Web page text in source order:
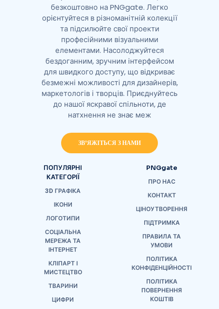
безкоштовно на PNGgate. Легко
орієнтуйтеся в різноманітній колекції
та підсилюйте свої проекти
професійними візуальними
елементами. Насолоджуйтеся
бездоганним, зручним інтерфейсом
для швидкого доступу, що відкриває
безмежні можливості для дизайнерів,
маркетологів і творців. Приєднуйтесь
до нашої яскравої спільноти, де
натхнення не знає меж
ЗВ'ЯЖІТЬСЯ З НАМИ
ПОПУЛЯРНІ
КАТЕГОРІЇ
3D ГРАФІКА
ІКОНИ
ЛОГОТИПИ
СОЦІАЛЬНА
МЕРЕЖА ТА
ІНТЕРНЕТ
КЛІПАРТ І
МИСТЕЦТВО
ТВАРИНИ
ЦИФРИ
PNGgate
ПРО НАС
КОНТАКТ
ЦІНОУТВОРЕННЯ
ПІДТРИМКА
ПРАВИЛА ТА
УМОВИ
ПОЛІТИКА
КОНФІДЕНЦІЙНОСТІ
ПОЛІТИКА
ПОВЕРНЕННЯ
КОШТІВ